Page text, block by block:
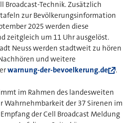
Broadcast-Technik. Zusätzlich
zur Bevölkerungsinformation
2025 werden diese
zeitgleich um 11 Uhr ausgelöst.
Neuss werden stadtweit zu hören
und weitere
warnung-der-bevoelkerung.de .
im Rahmen des landesweiten
Wahrnehmbarkeit der 37 Sirenen im
der Cell Broadcast Meldung